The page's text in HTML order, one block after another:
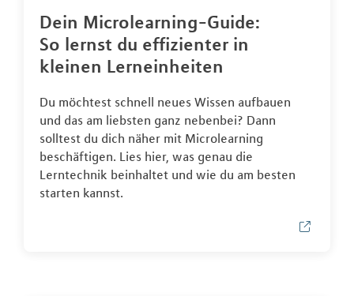
Dein Microlearning-Guide:
So lernst du effizienter in
kleinen Lerneinheiten
Du möchtest schnell neues Wissen aufbauen
und das am liebsten ganz nebenbei? Dann
solltest du dich näher mit Microlearning
beschäftigen. Lies hier, was genau die
Lerntechnik beinhaltet und wie du am besten
starten kannst.